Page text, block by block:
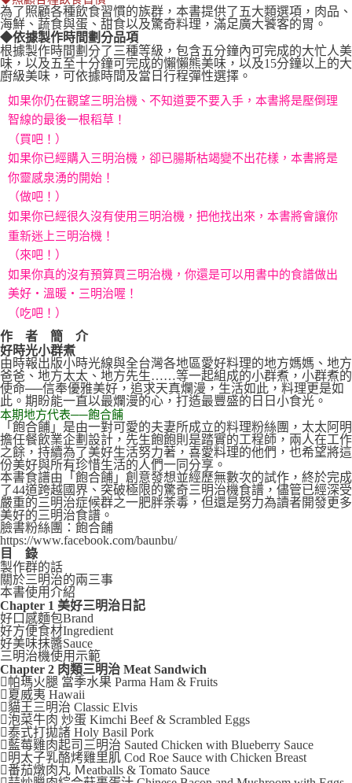
為了照顧各種飲食習慣的族群，本書提供了五大類選項，肉品、
海鮮、蔬食與蛋、甜食以及驚奇料理，滿足廣大饕客的胃。
◆依據製作時間劃分品項
根據製作時間劃分了三種等級，包含五分鐘內可完成的大忙人美
味，以及五至十分鐘可完成的懶懶熊美味，以及15分鐘以上的大
廚級美味，可依據時間及當日行程彈性選擇。
如果你仍在觀望三明治機、不知道要不要入手，本書將是壓倒理
智線的最後一根稻草！
（買吧！）
如果你已經購入三明治機，卻已腸斯枯竭變不出花樣，本書將是
你靈感泉湧的開始！
（做吧！）
如果你已經很久沒有使用三明治機，把他找出來，本書將會讓你
重新迷上三明治機！
（來吧！）
如果你真的沒有預算買三明治機，你還是可以用書中的食譜做出
美好‧溫暖‧三明治喔！
（吃吧！）
作 者 簡 介
好時光小群煮
由時報出版小時光線與全台灣各地區愛好料理的地方媽媽、地方
爸爸、地方太太、地方先生……等一起組成的小群煮，小群煮的
使命──信奉優雅美好，追求天真爛漫，生活如此，料理更是如
此。期盼能一直以最爛漫的心，打造最豐盛的日日小食光。
本期地方代表──飽合餔
「飽合餔」是由一對可愛的夫妻所成立的料理粉絲團，太太阿明
擔任餐飲業企劃設計，先生飽飽則是踏實的工程師，兩人在工作
之餘，持續為了美好生活努力著，喜愛料理的他們，也希望將這
份美好與所有珍惜生活的人們一同分享。
本書食譜由「飽合餔」創意發想並經歷無數次的試作，終於完成
了44道跨越國界、突破極限的驚奇三明治機食譜，儘管已經深受
嚴重的三明治症候群之一肥胖荼毒，但還是努力為讀者開發更多
美好的三明治食譜。
臉書粉絲團：飽合餔
https://www.facebook.com/baunbu/
目
錄
製作群的話
關於三明治的兩三事
本書使用介紹
Chapter 1 美好三明治日記
好口感麵包Brand
好方便食材Ingredient
好美味抹醬Sauce
三明治機使用示範
Chapter 2 肉類三明治 Meat Sandwich
帕瑪火腿 當季水果 Parma Ham & Fruits
夏威夷 Hawaii
貓王三明治 Classic Elvis
泡菜牛肉 炒蛋 Kimchi Beef & Scrambled Eggs
泰式打拋諸 Holy Basil Pork
藍莓雞肉起司三明治 Sauted Chicken with Blueberry Sauce
明太子乳酪烤雞里肌 Cod Roe Sauce with Chicken Breast
番茄燉肉丸 Ｍeatballs & Tomato Sauce